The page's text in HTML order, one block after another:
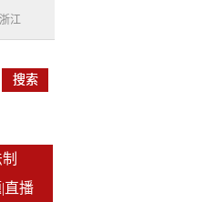
浙江
直播